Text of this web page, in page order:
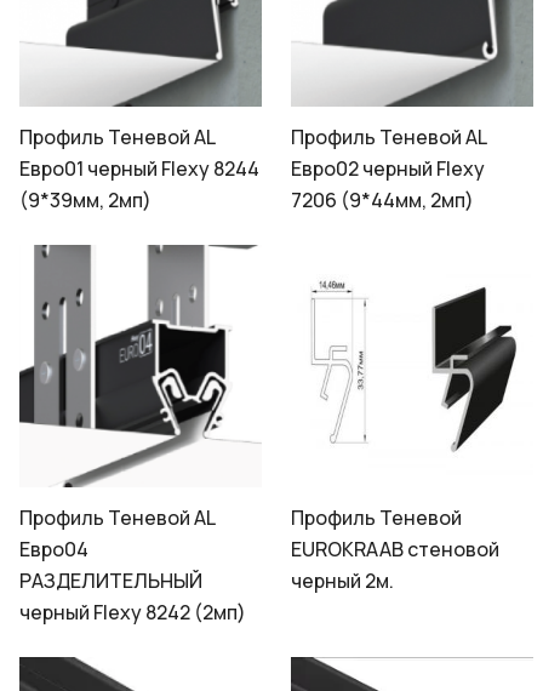
Профиль Теневой AL
Евро01 черный Flexy 8244
(9*39мм, 2мп)
Профиль Теневой AL
Евро02 черный Flexy
7206 (9*44мм, 2мп)
Профиль Теневой AL
Евро04
РАЗДЕЛИТЕЛЬНЫЙ
черный Flexy 8242 (2мп)
Профиль Теневой
EUROKRAAB стеновой
черный 2м.